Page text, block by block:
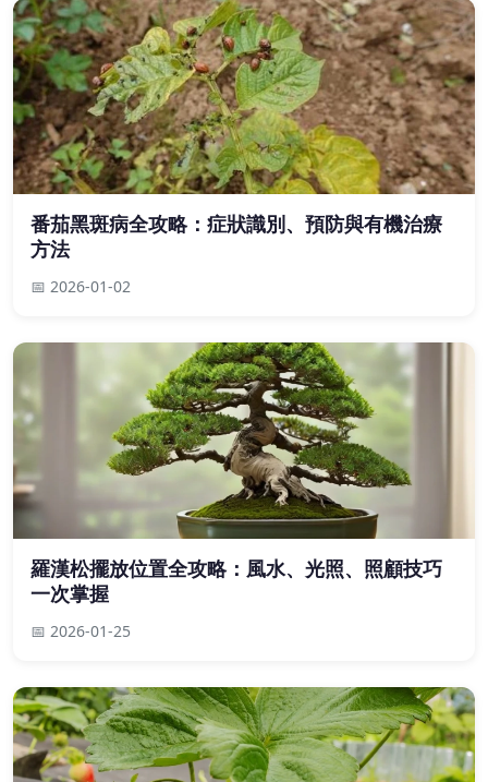
番茄黑斑病全攻略：症狀識別、預防與有機治療
方法
📅 2026-01-02
羅漢松擺放位置全攻略：風水、光照、照顧技巧
一次掌握
📅 2026-01-25